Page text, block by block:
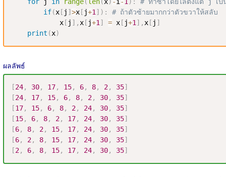
if(x [ j ] >x [ j+1 ] ) :
# ถ้าตัวซ้ายมากกว่าตัวขวาให้สลับ
            x
[ j ] , x [ j+1 ] = x [ j+1 ] , x [ j ]
print (x)
ผลลัพธ์
[24, 30, 17, 15, 6, 8, 2, 35]
[24, 17, 15, 6, 8, 2, 30, 35]
[17, 15, 6, 8, 2, 24, 30, 35]
[15, 6, 8, 2, 17, 24, 30, 35]
[6, 8, 2, 15, 17, 24, 30, 35]
[6, 2, 8, 15, 17, 24, 30, 35]
[2, 6, 8, 15, 17, 24, 30, 35]